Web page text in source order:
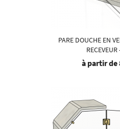
PARE DOUCHE EN
à partir de